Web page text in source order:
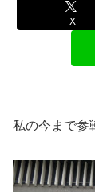
X
私の今まで参